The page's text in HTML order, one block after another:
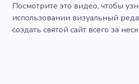
Посмотрите это видео, чтобы
использовании визуальный
создать святой сайт всего за